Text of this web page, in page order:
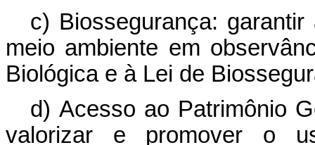
c) Biossegurança:
meio ambiente em
Biológica e à Lei de
d) Acesso ao Patrimônio
valorizar e promover o